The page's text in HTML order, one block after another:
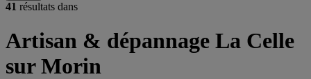
41 résultats dans
Artisan & dépannage La Celle
sur Morin